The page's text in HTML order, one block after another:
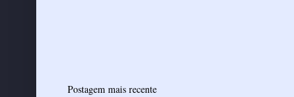
Postagem mais recente